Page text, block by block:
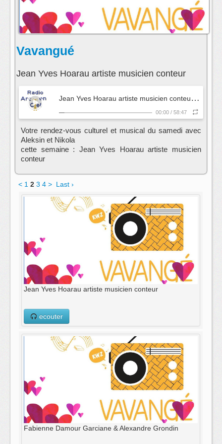
Vavangué
Jean Yves Hoarau artiste musicien conteur
J
ean Yves Hoarau artiste musicien conteur-
00:00 / 58:47
Votre rendez-vous culturel et musical du samedi avec
Aleksin et Nikola
cette semaine : Jean Yves Hoarau artiste musicien
conteur
< 1 2 3 4 > Last ›
Jean Yves Hoarau artiste musicien conteur
ecouter
Fabienne Damour Garciane & Alexandre Grondin